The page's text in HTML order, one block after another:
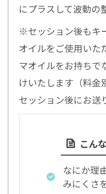
にプラスして波動の
※セッション後もキ
オイルをご使用いた
マオイルをお持ち
けいたします（料金
セッション後にお送
こん
なにか理
みにくさ